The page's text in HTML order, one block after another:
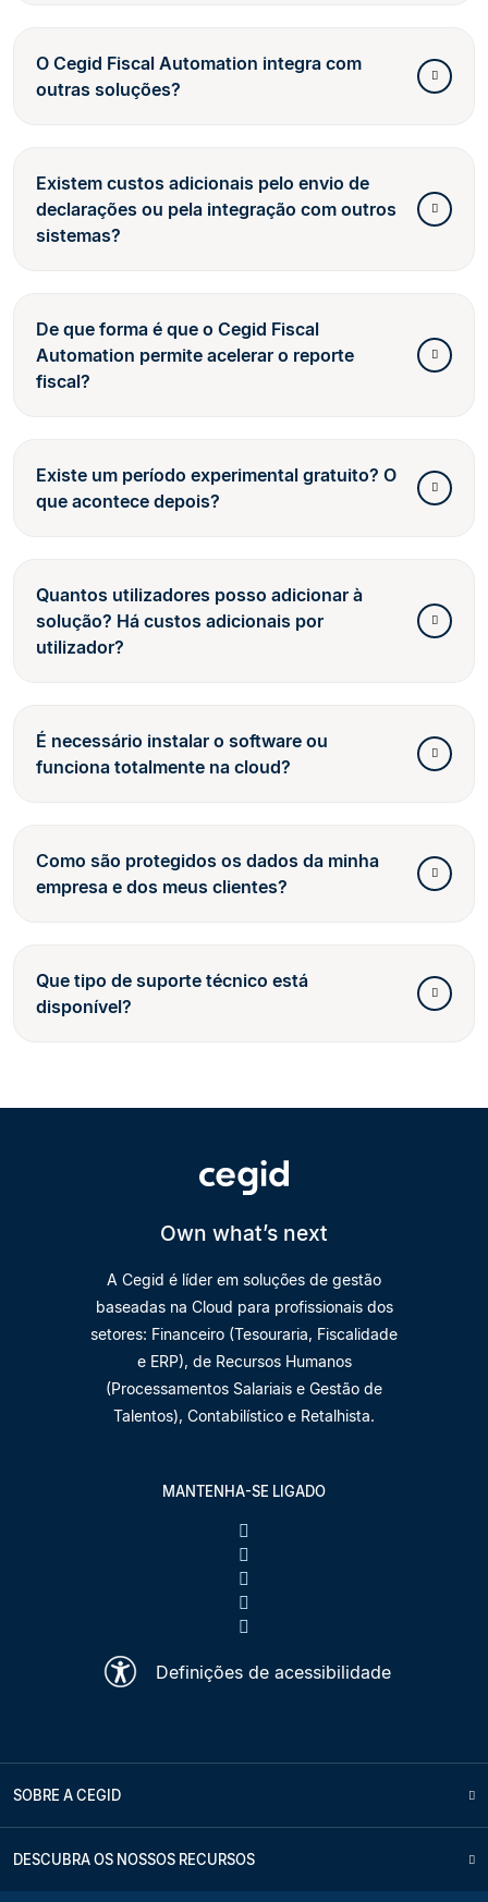
O Cegid Fiscal Automation integra com
outras soluções?
Existem custos adicionais pelo envio de
declarações ou pela integração com outros
sistemas?
De que forma é que o Cegid Fiscal
Automation permite acelerar o reporte
fiscal?
Existe um período experimental gratuito? O
que acontece depois?
Quantos utilizadores posso adicionar à
solução? Há custos adicionais por
utilizador?
É necessário instalar o software ou
funciona totalmente na cloud?
Como são protegidos os dados da minha
empresa e dos meus clientes?
Que tipo de suporte técnico está
disponível?
Own what’s next
A Cegid é líder em soluções de gestão
baseadas na Cloud para profissionais dos
setores: Financeiro (Tesouraria, Fiscalidade
e ERP), de Recursos Humanos
(Processamentos Salariais e Gestão de
Talentos), Contabilístico e Retalhista.
MANTENHA-SE LIGADO
Definições de acessibilidade
SOBRE A CEGID
DESCUBRA OS NOSSOS RECURSOS